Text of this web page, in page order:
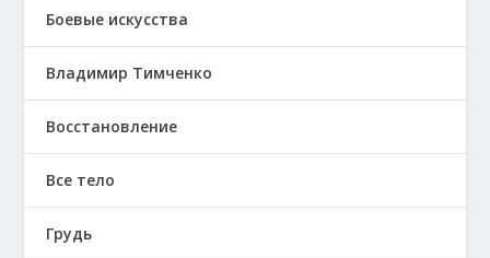
Боевые искусства
Владимир Тимченко
Восстановление
Все тело
Грудь